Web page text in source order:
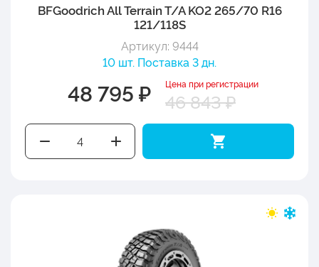
BFGoodrich All Terrain T/A KO2 265/70 R16
121/118S
Артикул: 9444
10 шт. Поставка 3 дн.
48 795 ₽ Цена при регистрации
46 843 ₽